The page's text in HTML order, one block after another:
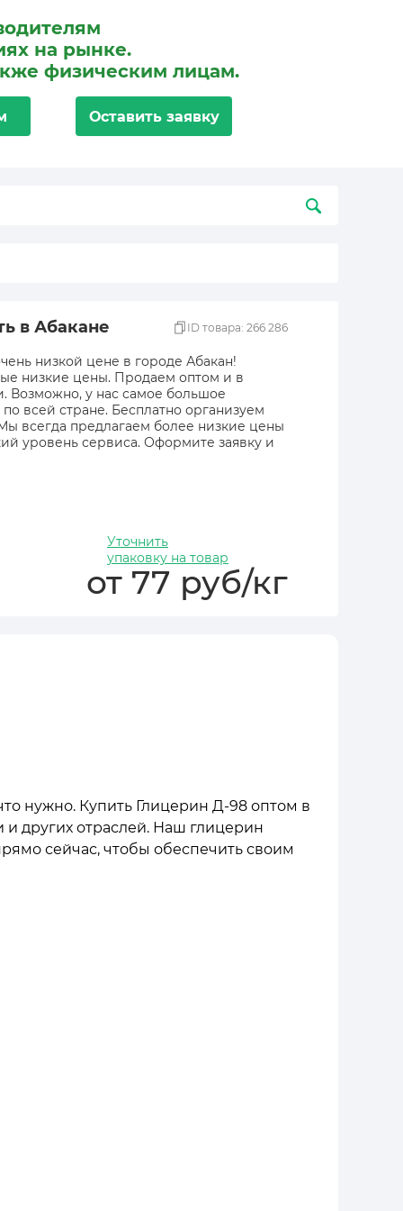
на рынке.
физическим лицам.
Оставить заявку
в Абакане ID товара: 266 286
низкой цене в городе Абакан!
низкие цены. Продаем оптом и в
Возможно, у нас самое большое
всей стране. Бесплатно организуем
всегда предлагаем более низкие цены
уровень сервиса. Оформите заявку и
Уточнить
упаковку на товар
от 77 руб/кг
нужно. Купить Глицерин Д-98 оптом в
других отраслей. Наш глицерин
сейчас, чтобы обеспечить своим